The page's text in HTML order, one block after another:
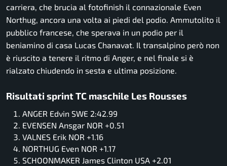
carriera, che brucia al fotofinish il connazionale Even
Northug, ancora una volta ai piedi del podio. Ammutolito il
pubblico francese, che sperava in un podio per il
beniamino di casa Lucas Chanavat. Il transalpino però non
è riuscito a tenere il ritmo di Anger, e nel finale si è
rialzato chiudendo in sesta e ultima posizione.
Risultati sprint TC maschile Les Rousses
ANGER Edvin SWE 2:42.99
EVENSEN Ansgar NOR +0.51
VALNES Erik NOR +1.16
NORTHUG Even NOR +1.17
SCHOONMAKER James Clinton USA +2.01